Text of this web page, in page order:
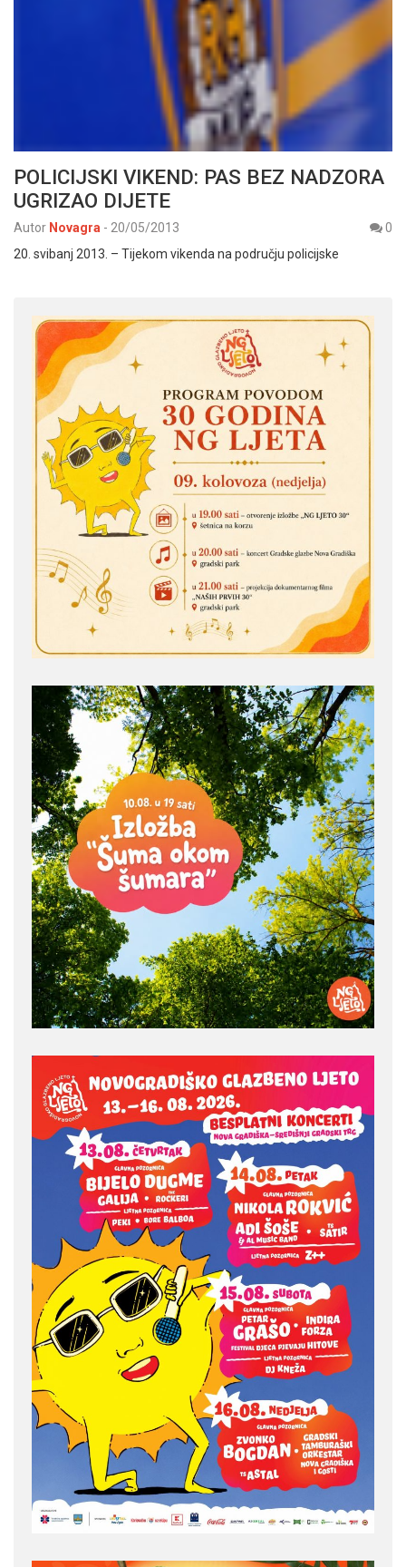
POLICIJSKI VIKEND: PAS BEZ NADZORA
UGRIZAO DIJETE
Autor Novagra - 20/05/2013
0
20. svibanj 2013. – Tijekom vikenda na području policijske